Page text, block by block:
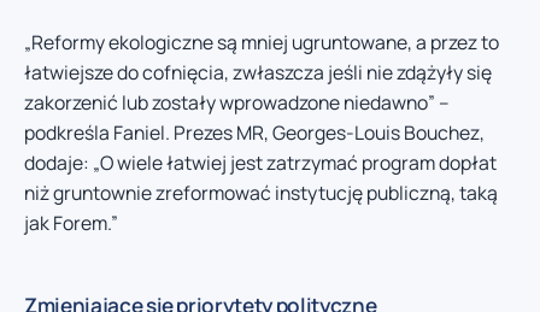
„Reformy ekologiczne są mniej ugruntowane, a przez to
łatwiejsze do cofnięcia, zwłaszcza jeśli nie zdążyły się
zakorzenić lub zostały wprowadzone niedawno” –
podkreśla Faniel. Prezes MR, Georges-Louis Bouchez,
dodaje: „O wiele łatwiej jest zatrzymać program dopłat
niż gruntownie zreformować instytucję publiczną, taką
jak Forem.”
Zmieniające się priorytety polityczne